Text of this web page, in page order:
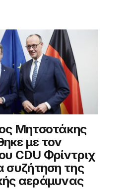
Μητσοτάκης
με τον
CDU Φρίντριχ
συζήτηση της
αεράμυνας